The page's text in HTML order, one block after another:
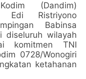
(Dandim)
Edi Ristriyono
Babinsa
diseluruh wilayah
komitmen TNI
0728/Wonogiri
ketahanan